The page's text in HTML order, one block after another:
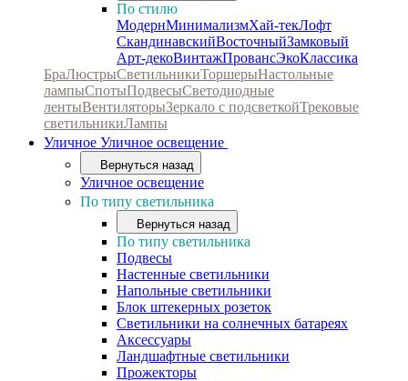
По стилю
МодернМинимализмХай-текЛофт
СкандинавскийВосточныйЗамковый
Арт-декоВинтажПровансЭкоКлассика
БраЛюстрыСветильникиТоршерыНастольные
лампыСпотыПодвесыСветодиодные
лентыВентиляторыЗеркало с подсветкойТрековые
светильникиЛампы
Уличное Уличное освещение
Вернуться назад
Уличное освещение
По типу светильника
Вернуться назад
По типу светильника
Подвесы
Настенные светильники
Напольные светильники
Блок штекерных розеток
Светильники на солнечных батареях
Аксессуары
Ландшафтные светильники
Прожекторы